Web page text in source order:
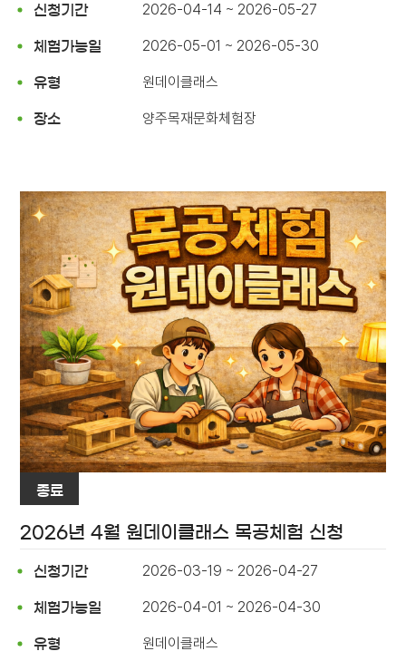
신청기간 2026-04-14 ~ 2026-05-27
체험가능일 2026-05-01 ~ 2026-05-30
유형 원데이클래스
장소 양주목재문화체험장
종료
2026년 4월 원데이클래스 목공체험 신청
신청기간 2026-03-19 ~ 2026-04-27
체험가능일 2026-04-01 ~ 2026-04-30
유형 원데이클래스